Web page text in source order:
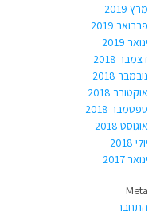
מרץ 2019
פברואר 2019
ינואר 2019
דצמבר 2018
נובמבר 2018
אוקטובר 2018
ספטמבר 2018
אוגוסט 2018
יולי 2018
ינואר 2017
Meta
התחבר